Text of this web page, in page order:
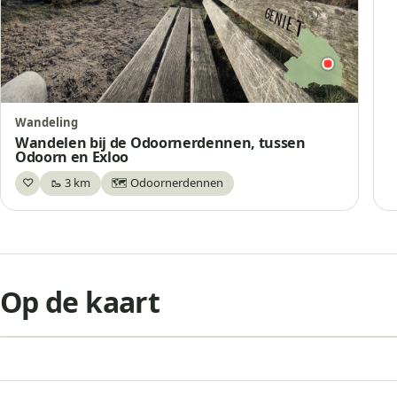
Wandeling
Wandelen bij de Odoornerdennen, tussen
Odoorn en Exloo
♡
Bewaar🥾 3 km 🗺️ Odoornerdennen
Op de kaart
−